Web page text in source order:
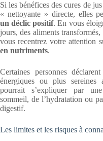
Si les bénéfices des cures de
« nettoyante » directe, elles
un déclic positif. En vous
jours, des aliments
vous recentrez votre attention
en nutriments.
Certaines personnes
énergiques ou plus sereines
pourrait s’expliquer par
sommeil, de l’hydratation ou
digestif.
Les limites et les risques à